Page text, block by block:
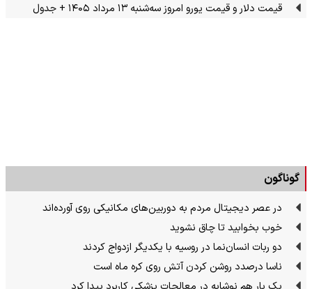
قیمت دلار و قیمت یورو امروز سه‌شنبه ۱۳ مرداد ۱۴۰۵ + جدول
گوناگون
در عصر دیجیتال مردم به دوربین‌های مکانیکی روی آورده‌اند
خوب بخوابید تا چاق نشوید
دو ربات انسان‌نما در روسیه با یکدیگر ازدواج کردند
ناسا درصدد روشن کردن آتش روی کره ماه است